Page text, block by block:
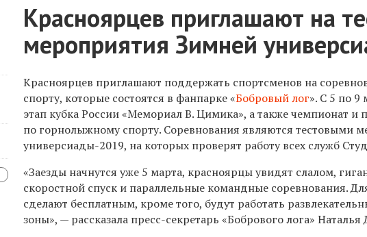
Красноярцев приглашают на
мероприятия Зимней
Красноярцев приглашают поддержать спортсменов на
спорту, которые состоятся в фанпарке «Бобровый лог». С 5 по 9
этап кубка России «Мемориал В. Цимика», а также чемпионат и
по горнолыжному спорту. Соревнования являются тестовыми
универсиады-2019, на которых проверят работу всех служб
«Заезды начнутся уже 5 марта, красноярцы увидят слалом,
скоростной спуск и параллельные командные соревнования.
сделают бесплатным, кроме того, будут работать
зоны», — рассказала пресс-секретарь «Бобровоголога»Наталья